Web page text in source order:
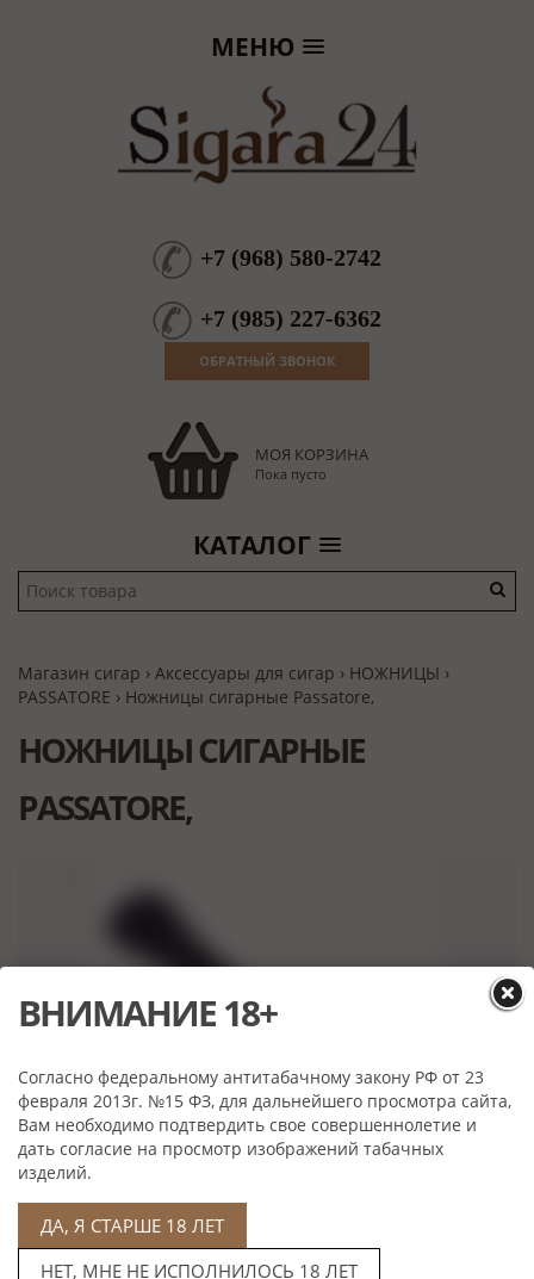
МЕНЮ
+7 (968) 580-2742
+7 (985) 227-6362
ОБРАТНЫЙ ЗВОНОК
МОЯ КОРЗИНА
Пока пусто
КАТАЛОГ
Магазин сигар › Аксессуары для сигар › НОЖНИЦЫ ›
PASSATORE › Ножницы сигарные Passatore,
НОЖНИЦЫ СИГАРНЫЕ
PASSATORE,
Нет в наличии
ВНИМАНИЕ 18+
Согласно федеральному антитабачному закону РФ от 23
февраля 2013г. №15 ФЗ, для дальнейшего просмотра сайта,
Вам необходимо подтвердить свое совершеннолетие и
дать согласие на просмотр изображений табачных
изделий.
ДА, Я СТАРШЕ 18 ЛЕТ
НЕТ, МНЕ НЕ ИСПОЛНИЛОСЬ 18 ЛЕТ